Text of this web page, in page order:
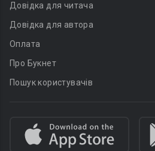
Довідка для читача
Довідка для автора
Оплата
Про Букнет
Пошук користувачів